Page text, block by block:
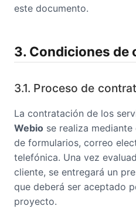
este documento.
3. Condiciones de
3.1. Proceso de
La contratación de los
Webio se realiza
de formularios, correo
telefónica. Una vez
cliente, se entregará un
que deberá ser aceptado
proyecto.